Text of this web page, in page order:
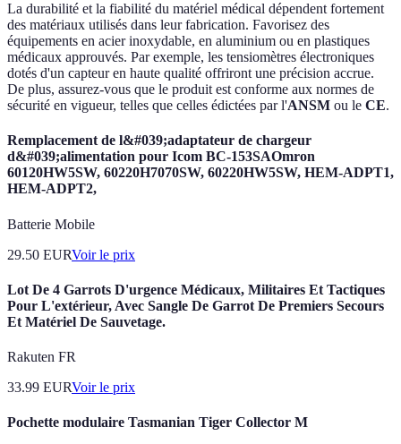
La durabilité et la fiabilité du matériel médical dépendent fortement
des matériaux utilisés dans leur fabrication. Favorisez des
équipements en acier inoxydable, en aluminium ou en plastiques
médicaux approuvés. Par exemple, les tensiomètres électroniques
dotés d'un capteur en haute qualité offriront une précision accrue.
De plus, assurez-vous que le produit est conforme aux normes de
sécurité en vigueur, telles que celles édictées par l'ANSM ou le CE.
Remplacement de l&#039;adaptateur de chargeur
d&#039;alimentation pour Icom BC-153SAOmron
60120HW5SW, 60220H7070SW, 60220HW5SW, HEM-ADPT1,
HEM-ADPT2,
Batterie Mobile
29.50 EURVoir le prix
Lot De 4 Garrots D'urgence Médicaux, Militaires Et Tactiques
Pour L'extérieur, Avec Sangle De Garrot De Premiers Secours
Et Matériel De Sauvetage.
Rakuten FR
33.99 EURVoir le prix
Pochette modulaire Tasmanian Tiger Collector M